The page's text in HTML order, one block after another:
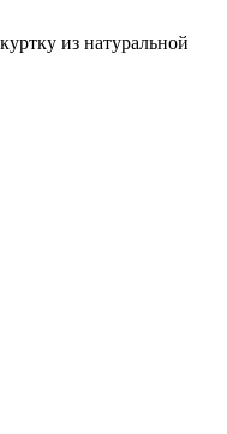
из натуральной